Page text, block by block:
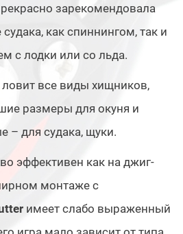
зарекомендовала
как спиннингом, так и
с лодки или со льда.
ловит все виды хищников,
размеры для окуня и
– для судака, щуки.
эффективен как на джиг-
монтаже с
имеет слабо выраженный